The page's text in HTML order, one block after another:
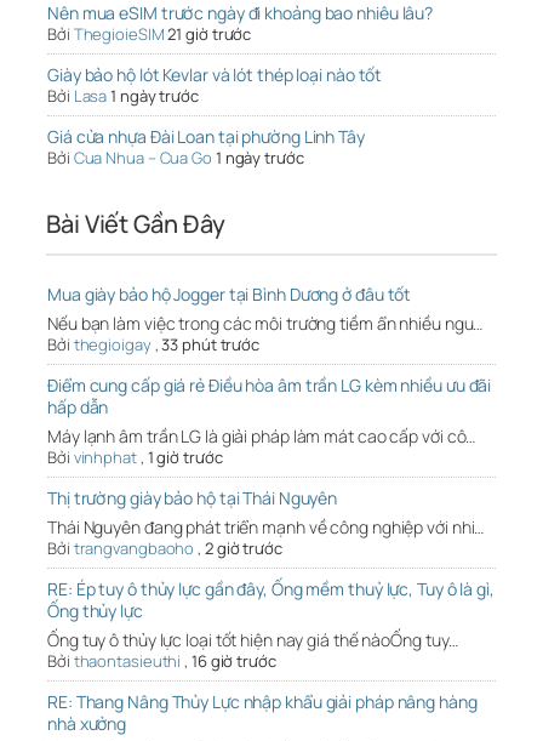
Nên mua eSIM trước ngày đi khoảng bao nhiêu lâu?
Bởi ThegioieSIM21 giờ trước
Giày bảo hộ lót Kevlar và lót thép loại nào tốt
Bởi Lasa1 ngày trước
Giá cửa nhựa Đài Loan tại phường Linh Tây
Bởi Cua Nhua – Cua Go 1 ngày trước
Bài Viết Gần Đây
Mua giày bảo hộ Jogger tại Bình Dương ở đâu tốt
Nếu bạn làm việc trong các môi trường tiềm ẩn nhiều ngu…
Bởi thegioigay,33 phút trước
Điểm cung cấp giá rẻ Điều hòa âm trần LG kèm nhiều ưu đãi
hấp dẫn
Máy lạnh âm trần LG là giải pháp làm mát cao cấp với cô…
Bởi vinhphat, 1 giờ trước
Thị trường giày bảo hộ tại Thái Nguyên
Thái Nguyên đang phát triển mạnh về công nghiệp với nhi…
Bởi trangvangbaoho , 2 giờ trước
RE: Ép tuy ô thủy lực gần đây, Ống mềm thuỷ lực, Tuy ô là gì,
Ống thủy lực
Ống tuy ô thủy lực loại tốt hiện nay giá thế nàoỐng tuy…
Bởi thaontasieuthi , 16 giờ trước
RE: Thang Nâng Thủy Lực nhập khẩu giải pháp nâng hàng
nhà xưởng